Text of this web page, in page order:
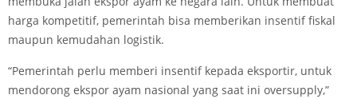
harga kompetitif, pemerintah bisa memberikan insentif fiskal
maupun kemudahan logistik.
“Pemerintah perlu memberi insentif kepada eksportir, untuk
mendorong ekspor ayam nasional yang saat ini oversupply,”